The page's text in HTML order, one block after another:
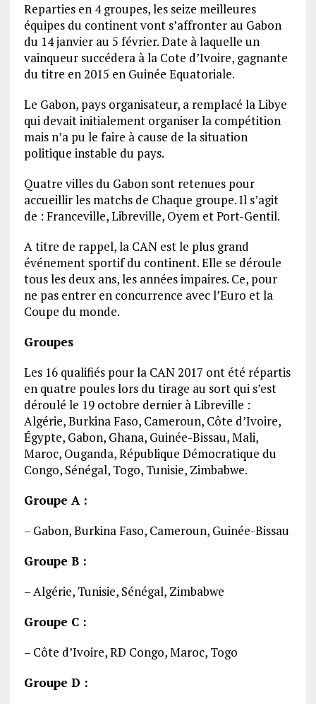
Reparties en 4 groupes, les seize meilleures
équipes du continent vont s’affronter au Gabon
du 14 janvier au 5 février. Date à laquelle un
vainqueur succédera à la Cote d’Ivoire, gagnante
du titre en 2015 en Guinée Equatoriale.
Le Gabon, pays organisateur, a remplacé la Libye
qui devait initialement organiser la compétition
mais n’a pu le faire à cause de la situation
politique instable du pays.
Quatre villes du Gabon sont retenues pour
accueillir les matchs de Chaque groupe. Il s’agit
de : Franceville, Libreville, Oyem et Port-Gentil.
A titre de rappel, la CAN est le plus grand
événement sportif du continent. Elle se déroule
tous les deux ans, les années impaires. Ce, pour
ne pas entrer en concurrence avec l’Euro et la
Coupe du monde.
Groupes
Les 16 qualifiés pour la CAN 2017 ont été répartis
en quatre poules lors du tirage au sort qui s’est
déroulé le 19 octobre dernier à Libreville :
Algérie, Burkina Faso, Cameroun, Côte d’Ivoire,
Égypte, Gabon, Ghana, Guinée-Bissau, Mali,
Maroc, Ouganda, République Démocratique du
Congo, Sénégal, Togo, Tunisie, Zimbabwe.
Groupe A :
– Gabon, Burkina Faso, Cameroun, Guinée-Bissau
Groupe B :
– Algérie, Tunisie, Sénégal, Zimbabwe
Groupe C :
– Côte d’Ivoire, RD Congo, Maroc, Togo
Groupe D :